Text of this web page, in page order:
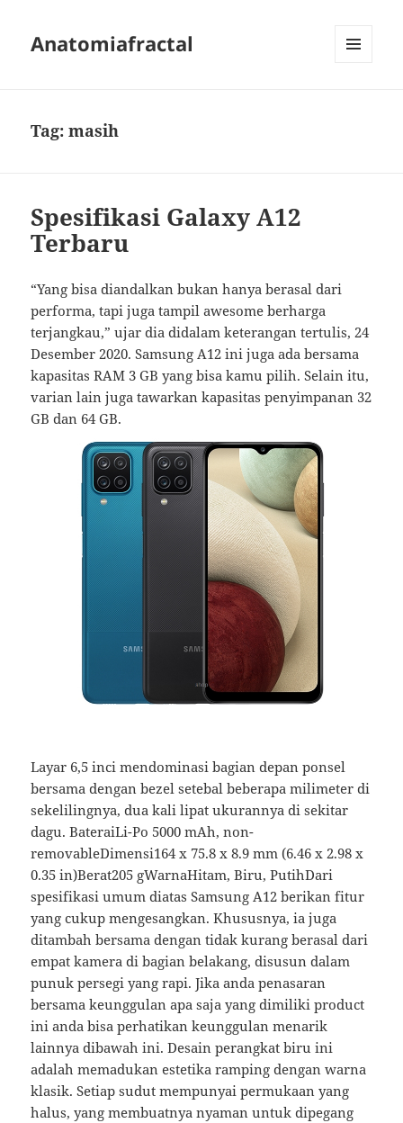
Anatomiafractal
Tag:masih
Spesifikasi Galaxy A12
Terbaru
“Yang bisa diandalkan bukan hanya berasal dari
performa, tapi juga tampil awesome berharga
terjangkau,” ujar dia didalam keterangan tertulis, 24
Desember 2020. Samsung A12 ini juga ada bersama
kapasitas RAM 3 GB yang bisa kamu pilih. Selain itu,
varian lain juga tawarkan kapasitas penyimpanan 32
GB dan 64 GB.
Layar 6,5 inci mendominasi bagian depan ponsel
bersama dengan bezel setebal beberapa milimeter di
sekelilingnya, dua kali lipat ukurannya di sekitar
dagu. BateraiLi-Po 5000 mAh, non-
removableDimensi164 x 75.8 x 8.9 mm (6.46 x 2.98 x
0.35 in)Berat205 gWarnaHitam, Biru, PutihDari
spesifikasi umum diatas Samsung A12 berikan fitur
yang cukup mengesangkan. Khususnya, ia juga
ditambah bersama dengan tidak kurang berasal dari
empat kamera di bagian belakang, disusun dalam
punuk persegi yang rapi. Jika anda penasaran
bersama keunggulan apa saja yang dimiliki product
ini anda bisa perhatikan keunggulan menarik
lainnya dibawah ini. Desain perangkat biru ini
adalah memadukan estetika ramping dengan warna
klasik. Setiap sudut mempunyai permukaan yang
halus, yang membuatnya nyaman untuk dipegang